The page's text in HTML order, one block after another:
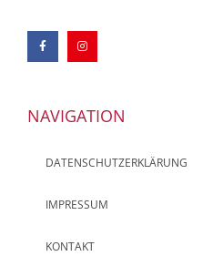
NAVIGATION
DATENSCHUTZERKLÄRUNG
IMPRESSUM
KONTAKT